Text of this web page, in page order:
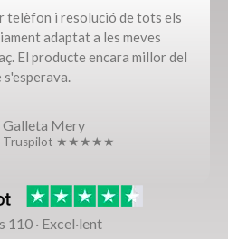
telèfon i resolució de tots els
adaptat a les meves
El producte encara millor del
s'esperava.
Galleta Mery
Truspilot ★★★★★
110 · Excel·lent